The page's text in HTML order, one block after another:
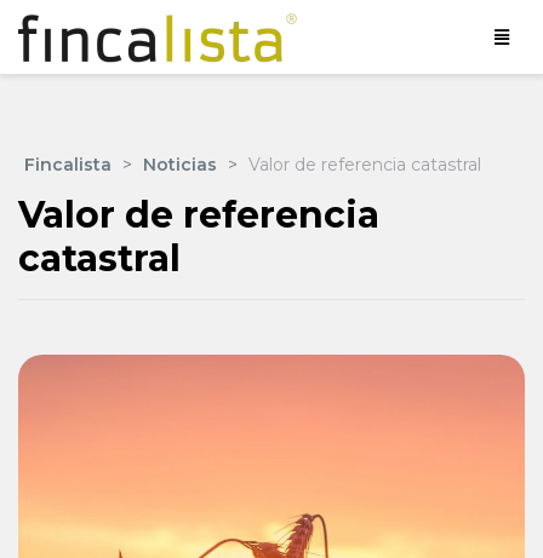
Fincalista > Noticias > Valor de referencia catastral
Valor de referencia
catastral